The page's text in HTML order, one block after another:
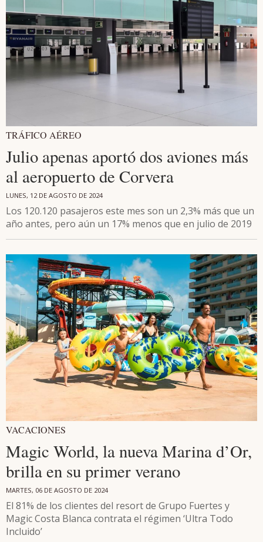
TRÁFICO AÉREO
Julio apenas aportó dos aviones más
al aeropuerto de Corvera
LUNES, 12 DE AGOSTO DE 2024
Los 120.120 pasajeros este mes son un 2,3% más que un
año antes, pero aún un 17% menos que en julio de 2019
VACACIONES
Magic World, la nueva Marina d’Or,
brilla en su primer verano
MARTES, 06 DE AGOSTO DE 2024
El 81% de los clientes del resort de Grupo Fuertes y
Magic Costa Blanca contrata el régimen ‘Ultra Todo
Incluido’